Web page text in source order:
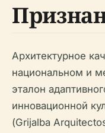
Архитектурное
национальном и
эталон
инновационной
(Grijalba